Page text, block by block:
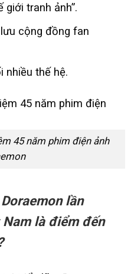
giới tranh ảnh”.
cộng đồng fan
nhiều thế hệ.
45 năm phim điện ảnh
lần
là điểm đến